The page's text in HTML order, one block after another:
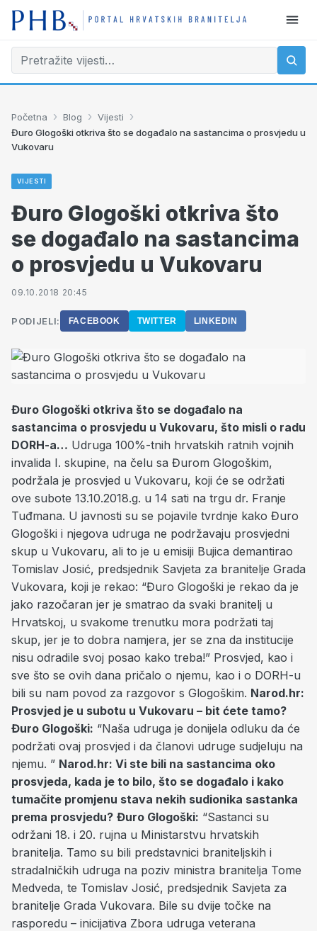
Početna › Blog › Vijesti ›
Đuro Glogoški otkriva što se događalo na sastancima o prosvjedu u
Vukovaru
VIJESTI
Đuro Glogoški otkriva što
se događalo na sastancima
o prosvjedu u Vukovaru
09.10.2018 20:45
PODIJELI: FACEBOOK TWITTER LINKEDIN
Đuro Glogoški otkriva što se događalo na
sastancima o prosvjedu u Vukovaru, što misli o radu
DORH-a… Udruga 100%-tnih hrvatskih ratnih vojnih
invalida I. skupine, na čelu sa Đurom Glogoškim,
podržala je prosvjed u Vukovaru, koji će se održati
ove subote 13.10.2018.g. u 14 sati na trgu dr. Franje
Tuđmana. U javnosti su se pojavile tvrdnje kako Đuro
Glogoški i njegova udruga ne podržavaju prosvjedni
skup u Vukovaru, ali to je u emisiji Bujica demantirao
Tomislav Josić, predsjednik Savjeta za branitelje Grada
Vukovara, koji je rekao: “Đuro Glogoški je rekao da je
jako razočaran jer je smatrao da svaki branitelj u
Hrvatskoj, u svakome trenutku mora podržati taj
skup, jer je to dobra namjera, jer se zna da institucije
nisu odradile svoj posao kako treba!” Prosvjed, kao i
sve što se ovih dana pričalo o njemu, kao i o DORH-u
bili su nam povod za razgovor s Glogoškim. Narod.hr:
Prosvjed je u subotu u Vukovaru – bit ćete tamo?
Đuro Glogoški: “Naša udruga je donijela odluku da će
podržati ovaj prosvjed i da članovi udruge sudjeluju na
njemu. ” Narod.hr: Vi ste bili na sastancima oko
prosvjeda, kada je to bilo, što se događalo i kako
tumačite promjenu stava nekih sudionika sastanka
prema prosvjedu? Đuro Glogoški: “Sastanci su
održani 18. i 20. rujna u Ministarstvu hrvatskih
branitelja. Tamo su bili predstavnici braniteljskih i
stradalničkih udruga na poziv ministra branitelja Tome
Medveda, te Tomislav Josić, predsjednik Savjeta za
branitelje Grada Vukovara. Bile su dvije točke na
rasporedu – inicijativa Zbora udruga veterana